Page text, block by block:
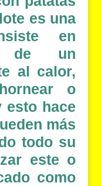
es una
en
de un
al calor,
o
esto hace
más
todo su
este o
como